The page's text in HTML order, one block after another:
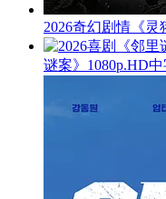
2026奇幻剧情《
谜案》1080p.HD